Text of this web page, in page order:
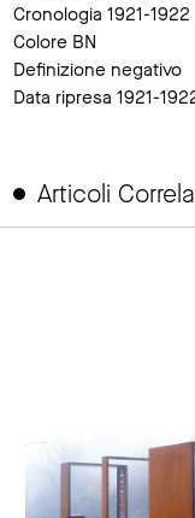
Cronologia 1921-1922
Colore BN
Definizione negativo
Data ripresa 1921-
Articoli